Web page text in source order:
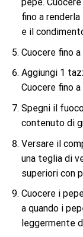
fino a
e il
Cuocere fino
Aggiungi 1
Cuocere fino
Spegni il
contenuto di
Versare il
una teglia di
superiori con
Cuocere i
a quando i
leggermente